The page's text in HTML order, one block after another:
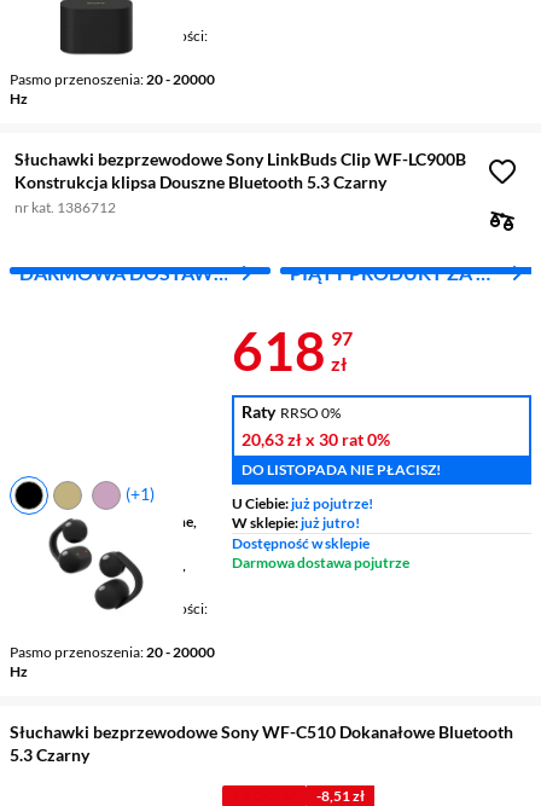
Mikrofon / Regulacja głośności
tak / tak
Pasmo przenoszenia 20 - 20000
Hz
Słuchawki bezprzewodowe Sony LinkBuds Clip WF-LC900B
Konstrukcja klipsa Douszne Bluetooth 5.3 Czarny
nr kat. 1386712
DARMOWA DOSTAWA
PIĄTY PRODUKT ZA 1
(+1)
Budowa słuchawek
douszne,
True Wireless
Łączność
bezprzewodowe,
Mikrofon / Regulacja głośności
Pasmo przenoszenia 20 - 20000
Hz
Cena 618,97
618 97
zł
Raty RRSO 0%
20,63 złx 30 rat0%
DO LISTOPADA NIE PŁACISZ!
U Ciebie:już pojutrze!
W sklepie:już jutro!
Dostępność w sklepie
Darmowa dostawa pojutrze
Słuchawki bezprzewodowe Sony WF-C510 Dokanałowe Bluetooth
5.3 Czarny
-8,51 zł